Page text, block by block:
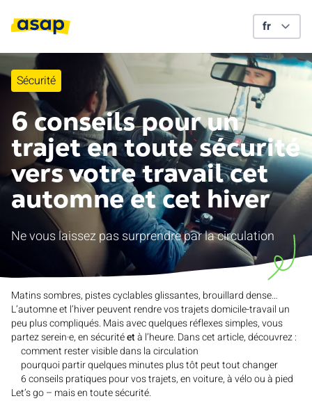
Sécurité
6 conseils pour un
trajet en toute sécurité
vers votre travail cet
automne et cet hiver
Ne vous laissez pas surprendre par la circulation
Matins sombres, pistes cyclables glissantes, brouillard dense…
L’automne et l’hiver peuvent rendre vos trajets domicile-travail un
peu plus compliqués. Mais avec quelques réflexes simples, vous
partez serein·e, en sécuritéetà l’heure. Dans cet article, découvrez :
comment rester visible dans la circulation
pourquoi partir quelques minutes plus tôt peut tout changer
6 conseils pratiques pour vos trajets, en voiture, à vélo ou à pied
Let’s go – mais en toute sécurité.